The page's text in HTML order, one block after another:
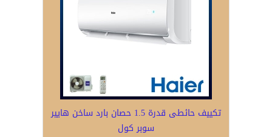
تكييف حائطى قدرة 1.5 حصان بارد ساخن هايير
سوبر كول